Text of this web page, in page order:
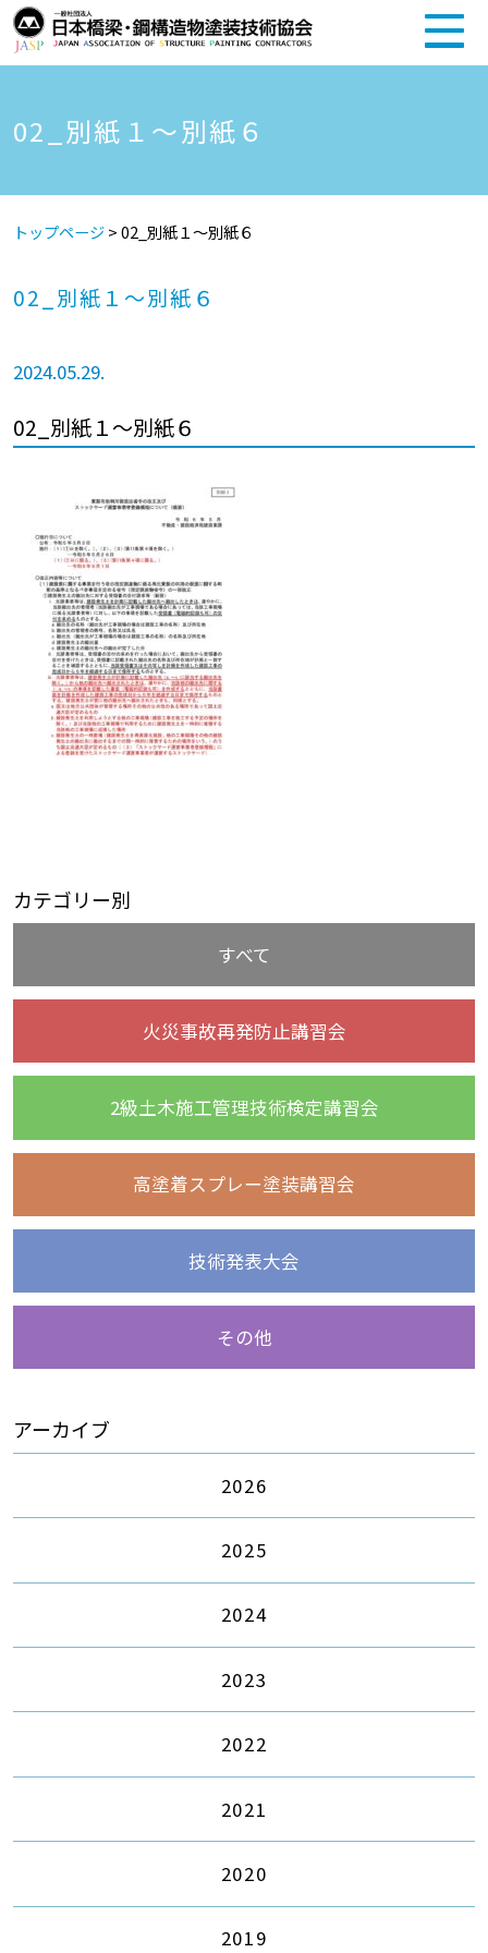
02_別紙１～別紙６
トップページ>02_別紙１～別紙６
02_別紙１～別紙６
2024.05.29.
02_別紙１～別紙６
カテゴリー別
すべて
火災事故再発防止講習会
2級土木施工管理技術検定講習会
高塗着スプレー塗装講習会
技術発表大会
その他
アーカイブ
2026
2025
2024
2023
2022
2021
2020
2019